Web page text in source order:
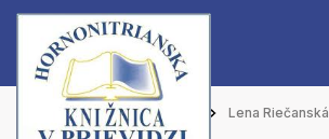
Hlavná stránka Aktuality Lena Riečanská